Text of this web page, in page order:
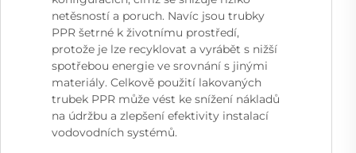
netěsností a poruch. Navíc jsou trubky
PPR šetrné k životnímu prostředí,
protože je lze recyklovat a vyrábět s nižší
spotřebou energie ve srovnání s jinými
materiály. Celkově použití lakovaných
trubek PPR může vést ke snížení nákladů
na údržbu a zlepšení efektivity instalací
vodovodních systémů.